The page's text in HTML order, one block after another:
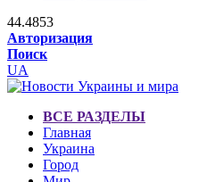
44.4853
Авторизация
Поиск
UA
ВСЕ РАЗДЕЛЫ
Главная
Украина
Город